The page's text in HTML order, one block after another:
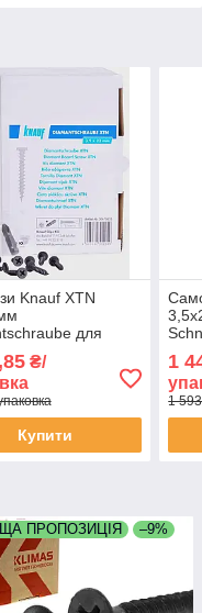
Knauf XTN
для
1000 штук
₴/
Купити
штук
1
1
ПРОПОЗИЦІЯ –9%